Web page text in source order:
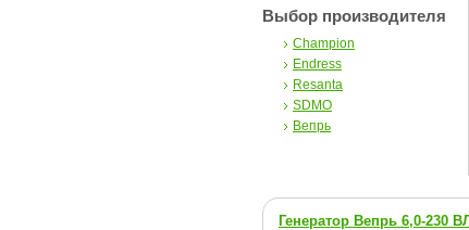
Выбор производителя
Champion
Endress
Resanta
SDMO
Вепрь
Генератор Вепрь 6,0-230